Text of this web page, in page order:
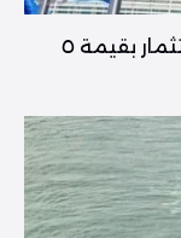
تطلق المفوضية الأوروبية صندوق استثمار بقيمة ٥